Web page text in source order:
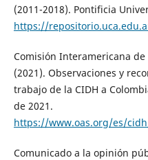
(2011-2018). Pontificia
https://
Comisión Interamericana de
(2021). Observaciones y
trabajo de la CIDH a
de 2021.
https://www.oas.org/es/
Comunicado a la opinión